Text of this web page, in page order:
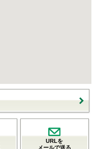
URLを
メールで送る